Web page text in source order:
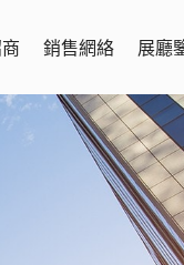
銷售網絡 展廳